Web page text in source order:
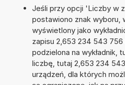
Jeśli przy opcji 'Liczby w
postawiono znak wyboru,
wyświetlony jako
zapisu 2,653 234 543 756
podzielona na wykładnik,
liczbę, tutaj 2,653 234
urządzeń, dla których